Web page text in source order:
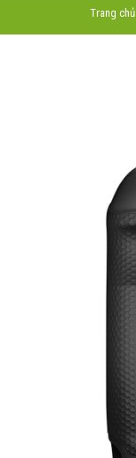
Trang chủ